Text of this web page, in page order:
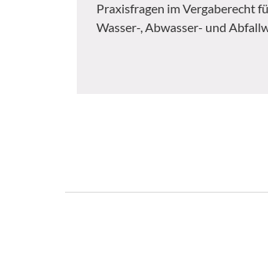
Praxisfragen im Vergaberecht
Wasser-, Abwasser- und